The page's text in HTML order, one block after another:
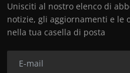
Unisciti al nostro elenco di
notizie, gli aggiornamenti e le
nella tua casella di posta